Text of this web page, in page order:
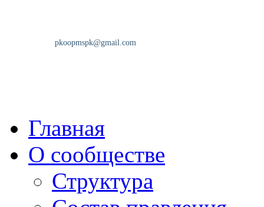
Главная
О сообществе
Структура